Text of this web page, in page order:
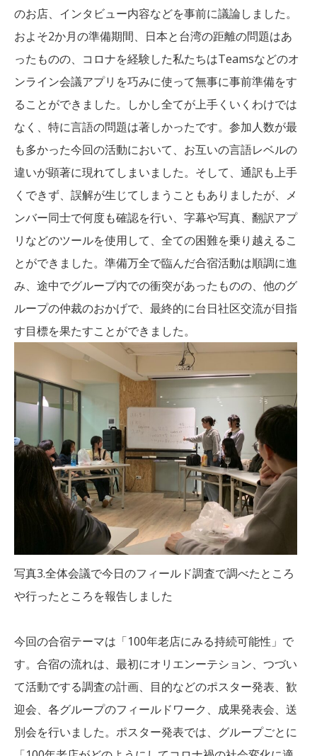
のお店、インタビュー内容などを事前に議論しました。
およそ2か月の準備期間、日本と台湾の距離の問題はあ
ったものの、コロナを経験した私たちはTeamsなどのオ
ンライン会議アプリを巧みに使って無事に事前準備をす
ることができました。しかし全てが上手くいくわけでは
なく、特に言語の問題は著しかったです。参加人数が最
も多かった今回の活動において、お互いの言語レベルの
違いが顕著に現れてしまいました。そして、通訳も上手
くできず、誤解が生じてしまうこともありましたが、メ
ンバー同士で何度も確認を行い、字幕や写真、翻訳アプ
リなどのツールを使用して、全ての困難を乗り越えるこ
とができました。準備万全で臨んだ合宿活動は順調に進
み、途中でグループ内での衝突があったものの、他のグ
ループの仲裁のおかげで、最終的に台日社区交流が目指
す目標を果たすことができました。
写真3.全体会議で今日のフィールド調査で調べたところ
や行ったところを報告しました
今回の合宿テーマは「100年老店にみる持続可能性」で
す。合宿の流れは、最初にオリエンーテション、つづい
て活動でする調査の計画、目的などのポスター発表、歓
迎会、各グループのフィールドワーク、成果発表会、送
別会を行いました。ポスター発表では、グループごとに